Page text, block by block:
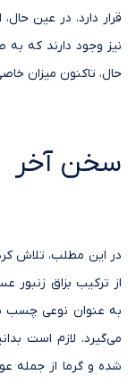
قرار دارد. در عین
نیز وجود دارند که به
حال، تاکنون میزان
سخن آخر
در این مطلب، تلاش
از ترکیب بزاق زنبور
به عنوان نوعی چسب
می‌گیرد. لازم است
شده و گرما از جمله